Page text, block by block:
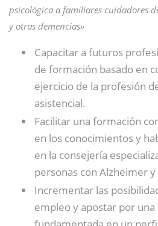
psicológica a familiares cuidadores
y otras demencias»
Capacitar a futuros
de formación basado en
ejercicio de la profesión
asistencial.
Facilitar una formación
en los conocimientos y
en la consejería
personas con Alzheimer
Incrementar las
empleo y apostar por